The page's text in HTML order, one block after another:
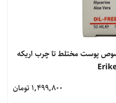
پوست مختلط تا چرب اریکه
1,499,800 تومان